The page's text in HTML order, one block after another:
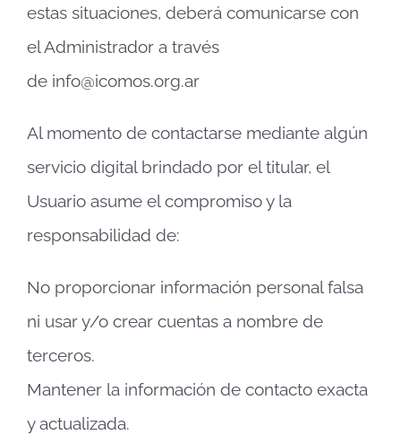
estas situaciones, deberá comunicarse con
el Administrador a través
de info@icomos.org.ar
Al momento de contactarse mediante algún
servicio digital brindado por el titular, el
Usuario asume el compromiso y la
responsabilidad de:
No proporcionar información personal falsa
ni usar y/o crear cuentas a nombre de
terceros.
Mantener la información de contacto exacta
y actualizada.